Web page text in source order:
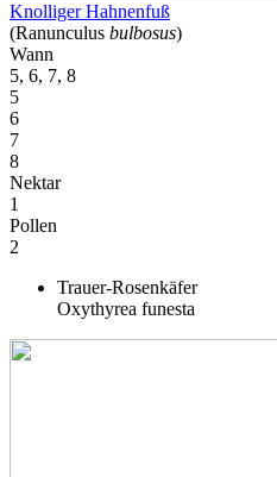
Knolliger Hahnenfuß
(Ranunculus bulbosus)
Wann
5, 6, 7, 8
5
6
7
8
Nektar
1
Pollen
2
Trauer-Rosenkäfer
Oxythyrea funesta